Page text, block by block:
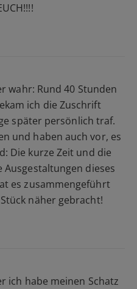
wahr: Rund 40 Stunden
ich die Zuschrift
später persönlich traf.
und haben auch vor, es
Die kurze Zeit und die
Ausgestaltungen dieses
es zusammengeführt
näher gebracht!
ich habe meinen Schatz